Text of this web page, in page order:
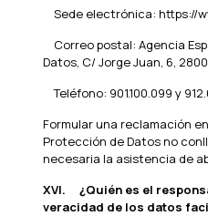
Sede electrónica: https://
Correo postal: Agencia
Datos, C/ Jorge Juan, 6,
Teléfono: 901.100.099 y
Formular una reclamación
Protección de Datos no
necesaria la asistencia de
XVI. ¿Quién es el
veracidad de los datos